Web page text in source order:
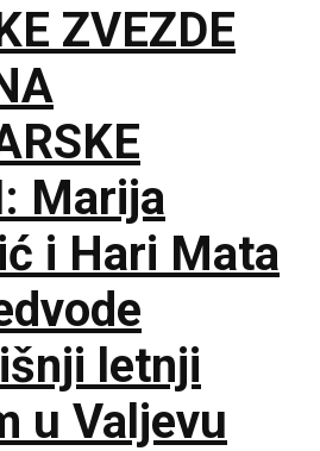
ZVEZDE
Marija
i Hari Mata
letnji
u Valjevu